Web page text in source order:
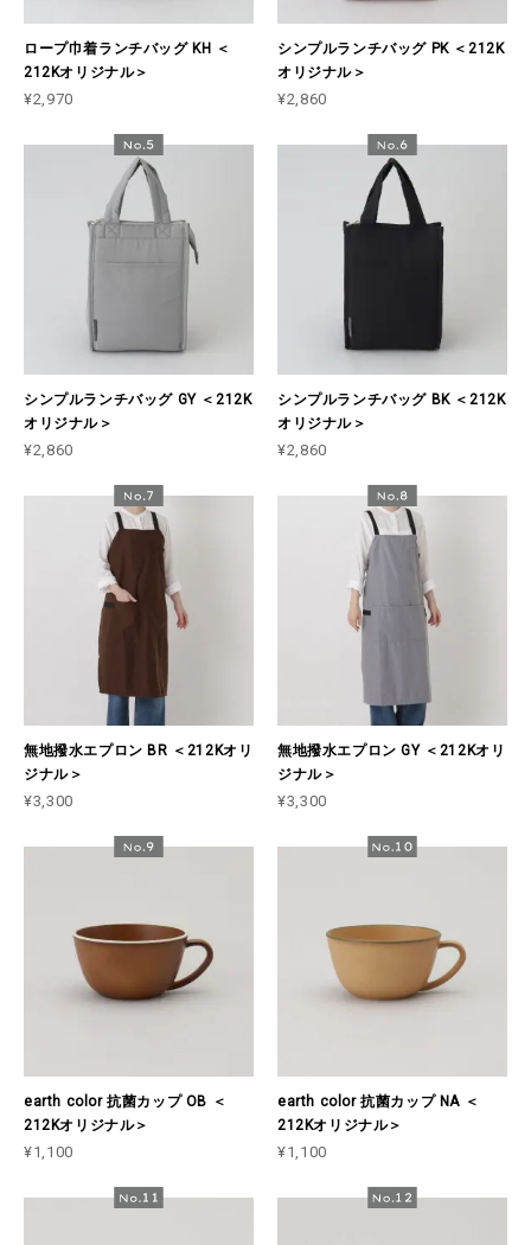
ロープ巾着ランチバッグ KH ＜
212Kオリジナル＞
¥2,970
シンプルランチバッグ PK ＜212K
オリジナル＞
¥2,860
シンプルランチバッグ GY ＜212K
オリジナル＞
¥2,860
シンプルランチバッグ BK ＜212K
オリジナル＞
¥2,860
無地撥水エプロン BR ＜212Kオリ
ジナル＞
¥3,300
無地撥水エプロン GY ＜212Kオリ
ジナル＞
¥3,300
earth color 抗菌カップ OB ＜
212Kオリジナル＞
¥1,100
earth color 抗菌カップ NA ＜
212Kオリジナル＞
¥1,100